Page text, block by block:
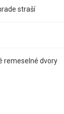
straší
remeselné dvory